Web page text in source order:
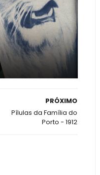
PRÓXIMO
Pílulas da Família do
Porto - 1912